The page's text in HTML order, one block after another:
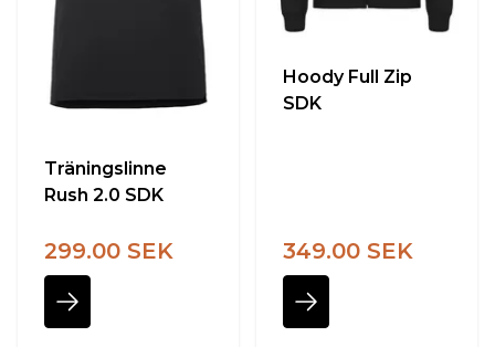
Träningslinne
Rush 2.0 SDK
299.00 SEK
Hoody Full Zip
SDK
349.00 SEK